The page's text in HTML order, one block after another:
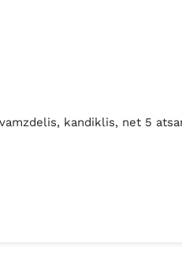
kandiklis, net 5